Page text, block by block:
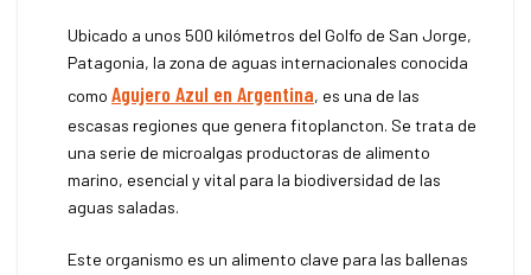
Ubicado a unos 500 kilómetros del Golfo de San Jorge,
Patagonia, la zona de aguas internacionales conocida
como Agujero Azul en Argentina, es una de las
escasas regiones que genera fitoplancton. Se trata de
una serie de microalgas productoras de alimento
marino, esencial y vital para la biodiversidad de las
aguas saladas.
Este organismo es un alimento clave para las ballenas